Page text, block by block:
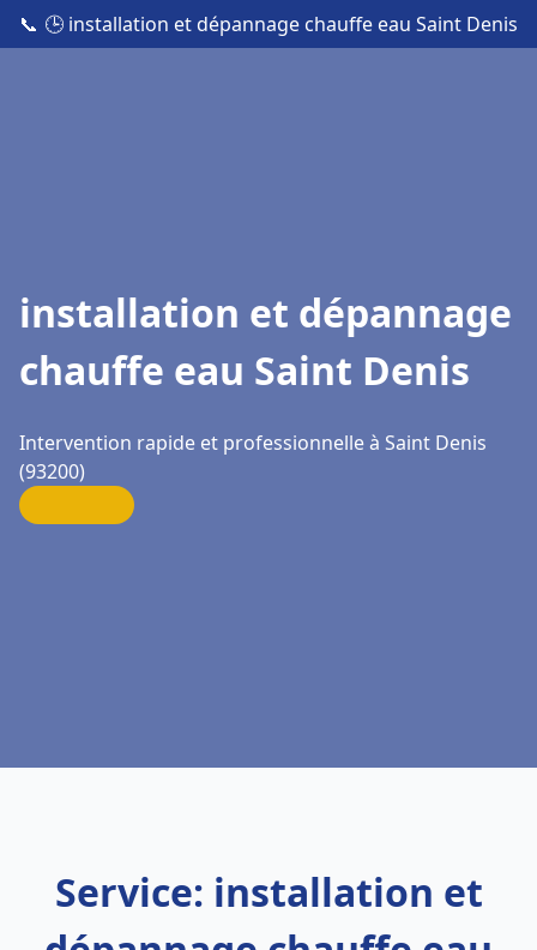
📞 🕒 installation et dépannage chauffe eau Saint Denis
installation et dépannage
chauffe eau Saint Denis
Intervention rapide et professionnelle à Saint Denis
(93200)
Service: installation et